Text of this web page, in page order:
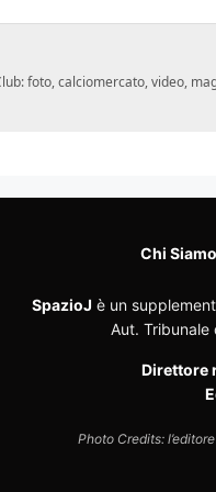
foto, calciomercato, video,
Chi Siamo
SpazioJ è un
Aut. Tribunale
Direttore
Photo Credits: